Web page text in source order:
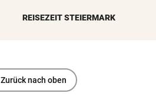
REISEZEIT STEIERMARK
Zurück nach oben